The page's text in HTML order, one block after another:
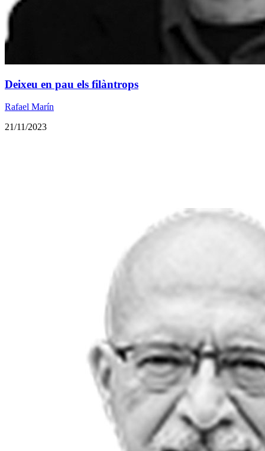
Deixeu en pau els filàntrops
Rafael Marín
21/11/2023